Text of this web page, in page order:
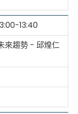
13:40
來趨勢 - 邱煌仁